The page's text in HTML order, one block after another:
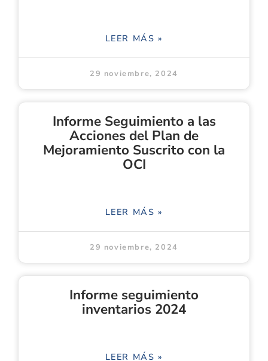
LEER MÁS »
29 noviembre, 2024
Informe Seguimiento a las
Acciones del Plan de
Mejoramiento Suscrito con la
OCI
LEER MÁS »
29 noviembre, 2024
Informe seguimiento
inventarios 2024
LEER MÁS »